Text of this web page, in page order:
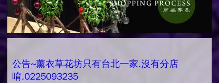
公告~薰衣草花坊只有台北一家.沒有分店
唷.0225093235